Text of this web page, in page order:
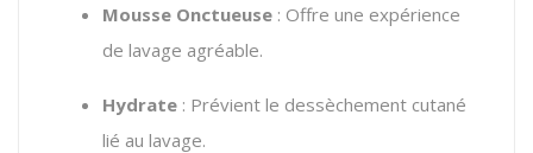
Mousse Onctueuse : Offre une expérience
de lavage agréable.
Hydrate : Prévient le dessèchement cutané
lié au lavage.